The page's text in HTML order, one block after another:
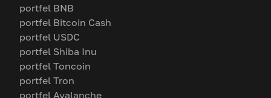
portfel BNB
portfel Bitcoin Cash
portfel USDC
portfel Shiba Inu
portfel Toncoin
portfel Tron
portfel Avalanche